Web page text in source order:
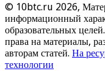
© 10btc.ru 2026,
информационный
образовательных
права на материалы,
авторам статей. На
технологии